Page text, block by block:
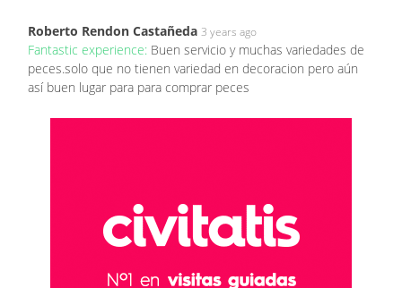
Roberto Rendon Castañeda 3 years ago
Fantastic experience: Buen servicio y muchas variedades de
peces.solo que no tienen variedad en decoracion pero aún
así buen lugar para para comprar peces